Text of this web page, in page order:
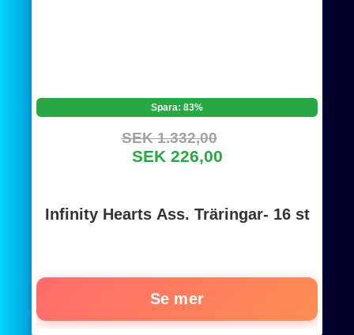
Spara: 83%
SEK 1.332,00
SEK 226,00
Infinity Hearts Ass. Träringar- 16 st
Se mer